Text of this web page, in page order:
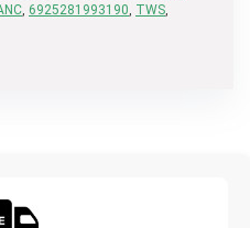
, 6925281993190, TWS,